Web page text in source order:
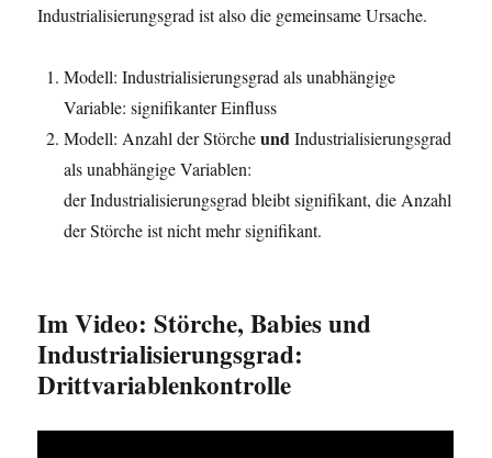
Industrialisierungsgrad ist also die gemeinsame Ursache.
Modell: Industrialisierungsgrad als unabhängige
Variable: signifikanter Einfluss
Modell: Anzahl der StörcheundIndustrialisierungsgrad
als unabhängige Variablen:
der Industrialisierungsgrad bleibt signifikant, die Anzahl
der Störche ist nicht mehr signifikant.
Im Video: Störche, Babies und
Industrialisierungsgrad:
Drittvariablenkontrolle